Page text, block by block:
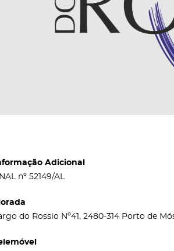
Adicional
nº 52149/AL
do Rossio Nº41, 2480-314 Porto de